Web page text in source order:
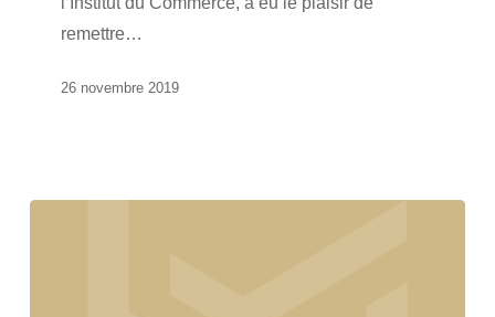
SIRIUS
remettre…
26 novembre 2019